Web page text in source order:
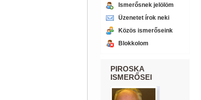
Ismerősnek jelölöm
Üzenetet írok neki
Közös ismerőseink
Blokkolom
PIROSKA
ISMERŐSEI